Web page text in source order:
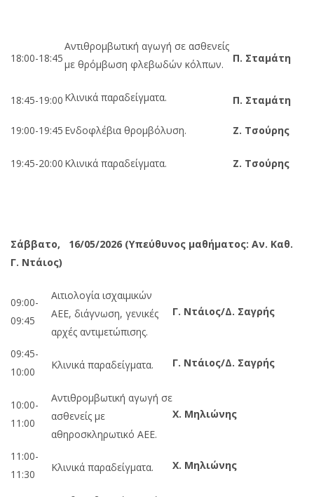
18:00-18:45
Αντιθρομβωτική αγωγή σε ασθενείς
με θρόμβωση φλεβωδών κόλπων.
Κλινικά παραδείγματα.
Π. Σταμάτη
18:45-19:00 Π. Σταμάτη
19:00-19:45
19:45-20:00
Ενδοφλέβια θρομβόλυση.
Κλινικά παραδείγματα.
Ζ. Τσούρης
Ζ. Τσούρης
Σάββατο, 16/05/2026 (Υπεύθυνος μαθήματος: Αν. Καθ.
Γ. Ντάιος)
09:00-
09:45
Αιτιολογία ισχαιμικών
ΑΕΕ, διάγνωση, γενικές
αρχές αντιμετώπισης.
Κλινικά παραδείγματα.
Γ. Ντάιος/Δ. Σαγρής
09:45-
10:00
Γ. Ντάιος/Δ. Σαγρής
10:00-
11:00
Αντιθρομβωτική αγωγή σε
ασθενείς με
αθηροσκληρωτικό ΑΕΕ.
Κλινικά παραδείγματα.
Χ. Μηλιώνης
11:00-
11:30
Χ. Μηλιώνης